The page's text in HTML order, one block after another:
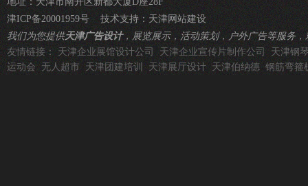
津ICP备20001959号技术支持：天津网站建设
我们为您提供天津广告设计，展览展示，活动策划，户外广告等服务
友情链接：
天津企业展馆设计公司 天津企业宣传片制作公司
天津钢
运动会 无人超市 天津团建培训 天津展厅设计 天津伯纳德 钢筋弯箍